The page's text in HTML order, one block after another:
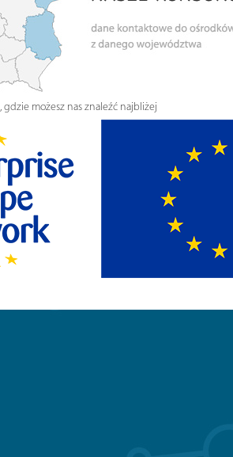
, gdzie możesz nas znaleźć najbliżej